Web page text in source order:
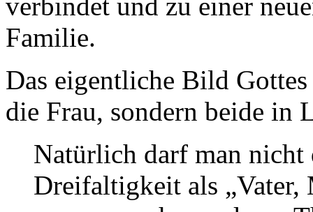
Familie.
Das eigentliche Bild
die Frau, sondern beide in
Natürlich darf man nicht
Dreifaltigkeit als „Vater,